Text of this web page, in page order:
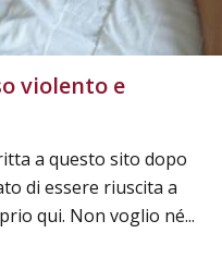
violento e
a questo sito dopo
di essere riuscita a
qui. Non voglio né...